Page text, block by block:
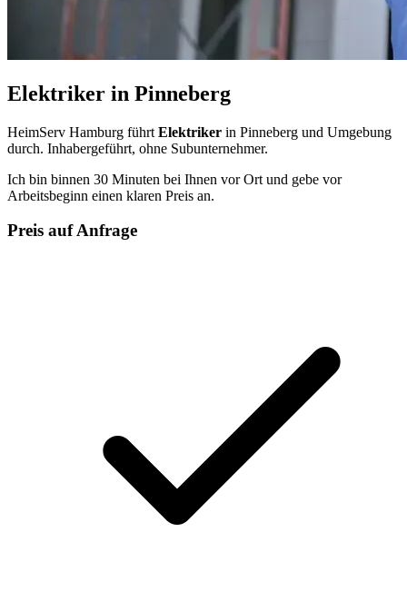
Elektriker in Pinneberg
HeimServ Hamburg führt Elektriker in Pinneberg und Umgebung
durch. Inhabergeführt, ohne Subunternehmer.
Ich bin binnen 30 Minuten bei Ihnen vor Ort und gebe vor
Arbeitsbeginn einen klaren Preis an.
Preis auf Anfrage